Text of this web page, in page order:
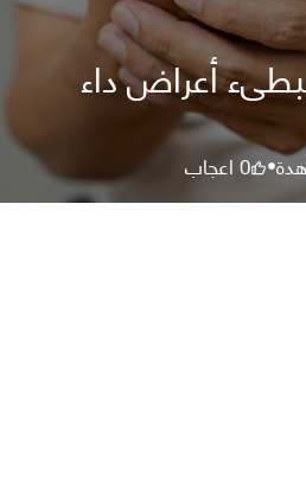
أعراض داء
•
0اعجاب